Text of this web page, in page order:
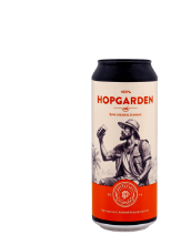
Birell Limetka
Birell
Birell Pomelo